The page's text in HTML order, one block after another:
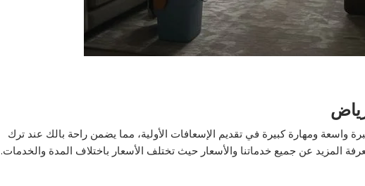
واسعة ومهارة كبيرة في تقديم الإسعافات الأولية، مما يضمن راحة بالك عند ترك
المزيد عن جميع خدماتنا والأسعار حيث تختلف الأسعار باختلاف المدة والخدمات.